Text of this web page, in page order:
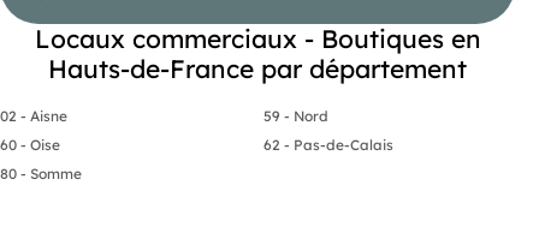
€
Honoraires d'agence charge acquéreur : 5 850 €
HT + 1 170 € TVA, soit 7 020 € TTC
- EI
-
Locaux commerciaux - Boutiques en
Hauts-de-France par département
02 - Aisne
59 - Nord
60 - Oise
62 - Pas-de-Calais
80 - Somme